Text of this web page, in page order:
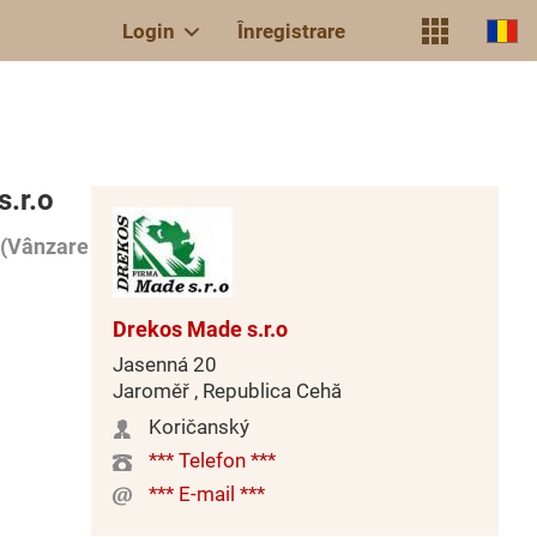
Login Înregistrare
(Vânzare
Drekos Made s.r.o
Jasenná 20
Jaroměř , Republica Cehă
Koričanský
*** Telefon ***
*** E-mail ***